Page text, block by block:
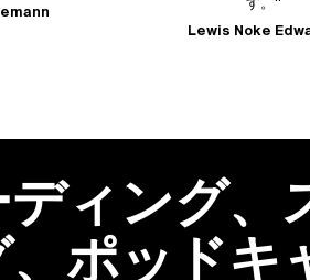
Lewis Noke Edwards
ディング、
、ポッドキ